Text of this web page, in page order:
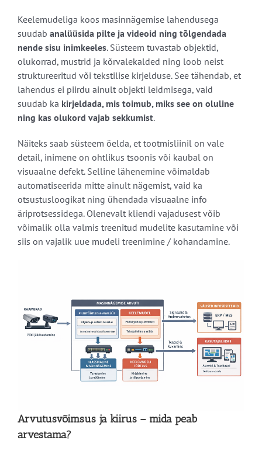
Keelemudeliga koos masinnägemise lahendusega
suudab analüüsida pilte ja videoid ning tõlgendada
nende sisu inimkeeles. Süsteem tuvastab objektid,
olukorrad, mustrid ja kõrvalekalded ning loob neist
struktureeritud või tekstilise kirjelduse. See tähendab, et
lahendus ei piirdu ainult objekti leidmisega, vaid
suudab ka kirjeldada, mis toimub, miks see on oluline
ning kas olukord vajab sekkumist.
Näiteks saab süsteem öelda, et tootmisliinil on vale
detail, inimene on ohtlikus tsoonis või kaubal on
visuaalne defekt. Selline lähenemine võimaldab
automatiseerida mitte ainult nägemist, vaid ka
otsustusloogikat ning ühendada visuaalne info
äriprotsessidega. Olenevalt kliendi vajadusest võib
võimalik olla valmis treenitud mudelite kasutamine või
siis on vajalik uue mudeli treenimine / kohandamine.
Arvutusvõimsus ja kiirus – mida peab
arvestama?